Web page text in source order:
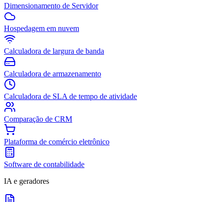
Dimensionamento de Servidor
Hospedagem em nuvem
Calculadora de largura de banda
Calculadora de armazenamento
Calculadora de SLA de tempo de atividade
Comparação de CRM
Plataforma de comércio eletrônico
Software de contabilidade
IA e geradores